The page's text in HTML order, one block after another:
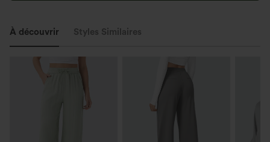
À découvrir Styles Similaires